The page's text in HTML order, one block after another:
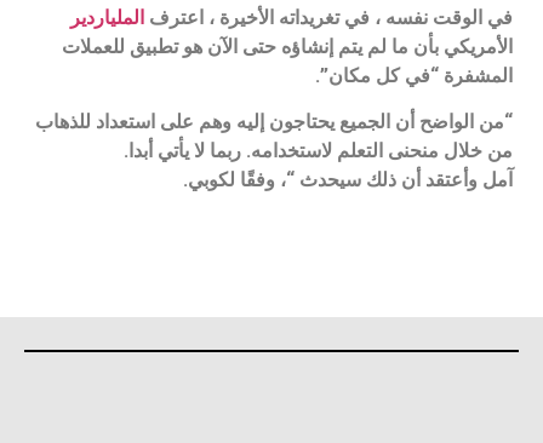
في الوقت نفسه ، في تغريداته الأخيرة ، اعترف الملياردير
الأمريكي بأن ما لم يتم إنشاؤه حتى الآن هو تطبيق للعملات
المشفرة “في كل مكان”.
“من الواضح أن الجميع يحتاجون إليه وهم على استعداد للذهاب
من خلال منحنى التعلم لاستخدامه. ربما لا يأتي أبدا.
آمل وأعتقد أن ذلك سيحدث “، وفقًا لكوبي.